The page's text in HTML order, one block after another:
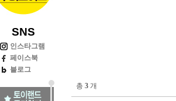
SNS
인스타그램
페이스북
블로그
총 3 개